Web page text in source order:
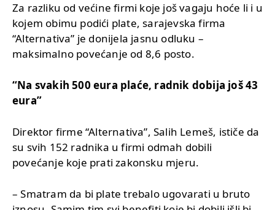
Za razliku od većine firmi koje još vagaju hoće li i u
kojem obimu podići plate, sarajevska firma
“Alternativa” je donijela jasnu odluku –
maksimalno povećanje od 8,6 posto.
“Na svakih 500 eura plaće, radnik dobija još 43
eura”
Direktor firme “Alternativa”, Salih Lemeš, ističe da
su svih 152 radnika u firmi odmah dobili
povećanje koje prati zakonsku mjeru.
– Smatram da bi plate trebalo ugovarati u bruto